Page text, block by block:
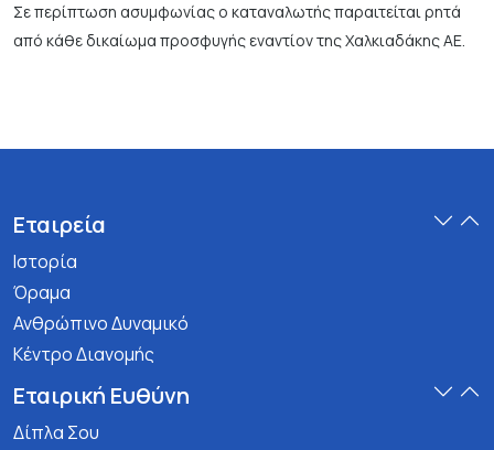
Σε περίπτωση ασυμφωνίας ο καταναλωτής παραιτείται ρητά
από κάθε δικαίωμα προσφυγής εναντίον της Χαλκιαδάκης ΑΕ.
Εταιρεία
Ιστορία
Όραμα
Ανθρώπινο Δυναμικό
Κέντρο Διανομής
Εταιρική Ευθύνη
Δίπλα Σου